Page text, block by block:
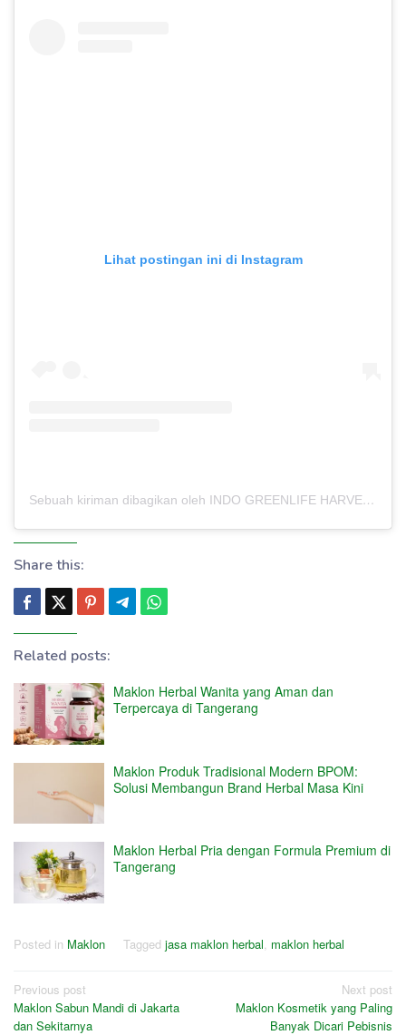
Lihat postingan ini di Instagram
Sebuah kiriman dibagikan oleh INDO GREENLIFE HARVEST – PABRIK MAKLON (@indogreenlifeharvest)
Share this:
Related posts:
Maklon Herbal Wanita yang Aman dan
Terpercaya di Tangerang
Maklon Produk Tradisional Modern BPOM:
Solusi Membangun Brand Herbal Masa Kini
Maklon Herbal Pria dengan Formula Premium di
Tangerang
Posted in Maklon Tagged jasa maklon herbal maklon herbal
Post
navigation
Previous post
Maklon Sabun Mandi di Jakarta
dan Sekitarnya
Next post
Maklon Kosmetik yang Paling
Banyak Dicari Pebisnis